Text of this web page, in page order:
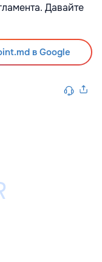
Давайте
в Google